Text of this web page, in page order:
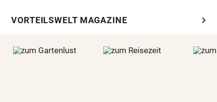
VORTEILSWELT MAGAZINE chevron_right